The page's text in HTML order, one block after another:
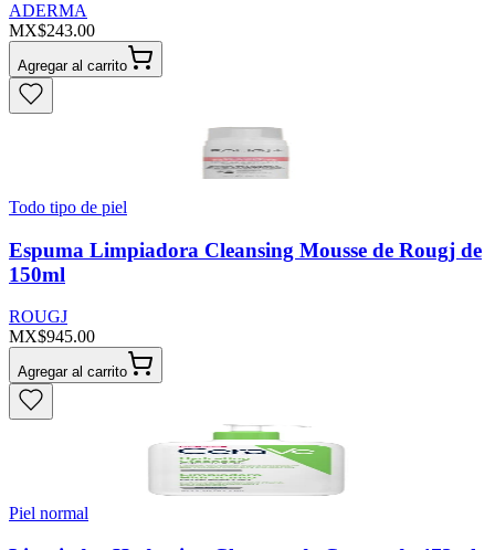
ADERMA
MX$243.00
Agregar al carrito
Todo tipo de piel
Espuma Limpiadora Cleansing Mousse de Rougj de
150ml
ROUGJ
MX$945.00
Agregar al carrito
Piel normal